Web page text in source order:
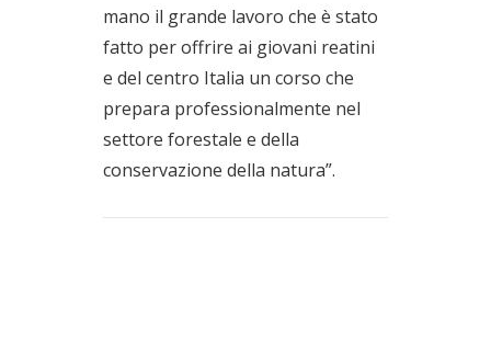
mano il grande lavoro che è stato
fatto per offrire ai giovani reatini
e del centro Italia un corso che
prepara professionalmente nel
settore forestale e della
conservazione della natura”.